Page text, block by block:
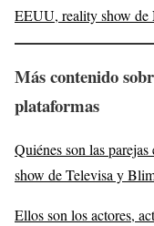
EEUU, reality show de
Más contenido
plataformas
Quiénes son las
show de Televisa y
Ellos son los actores,